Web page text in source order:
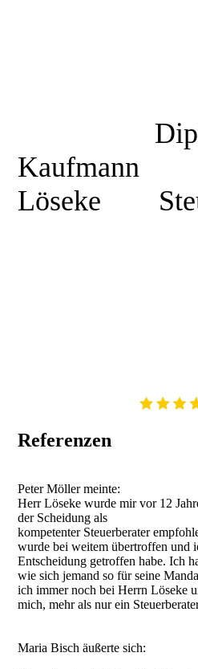
Löseke
Referenzen
Peter Möller meinte:
Herr Löseke wurde mir vor 12
der Scheidung als
kompetenter Steuerberater
wurde bei weitem übertroffen und
Entscheidung getroffen habe. Ich
wie sich jemand so für seine
ich immer noch bei Herrn Löseke
mich, mehr als nur ein
Maria Bisch äußerte sich: